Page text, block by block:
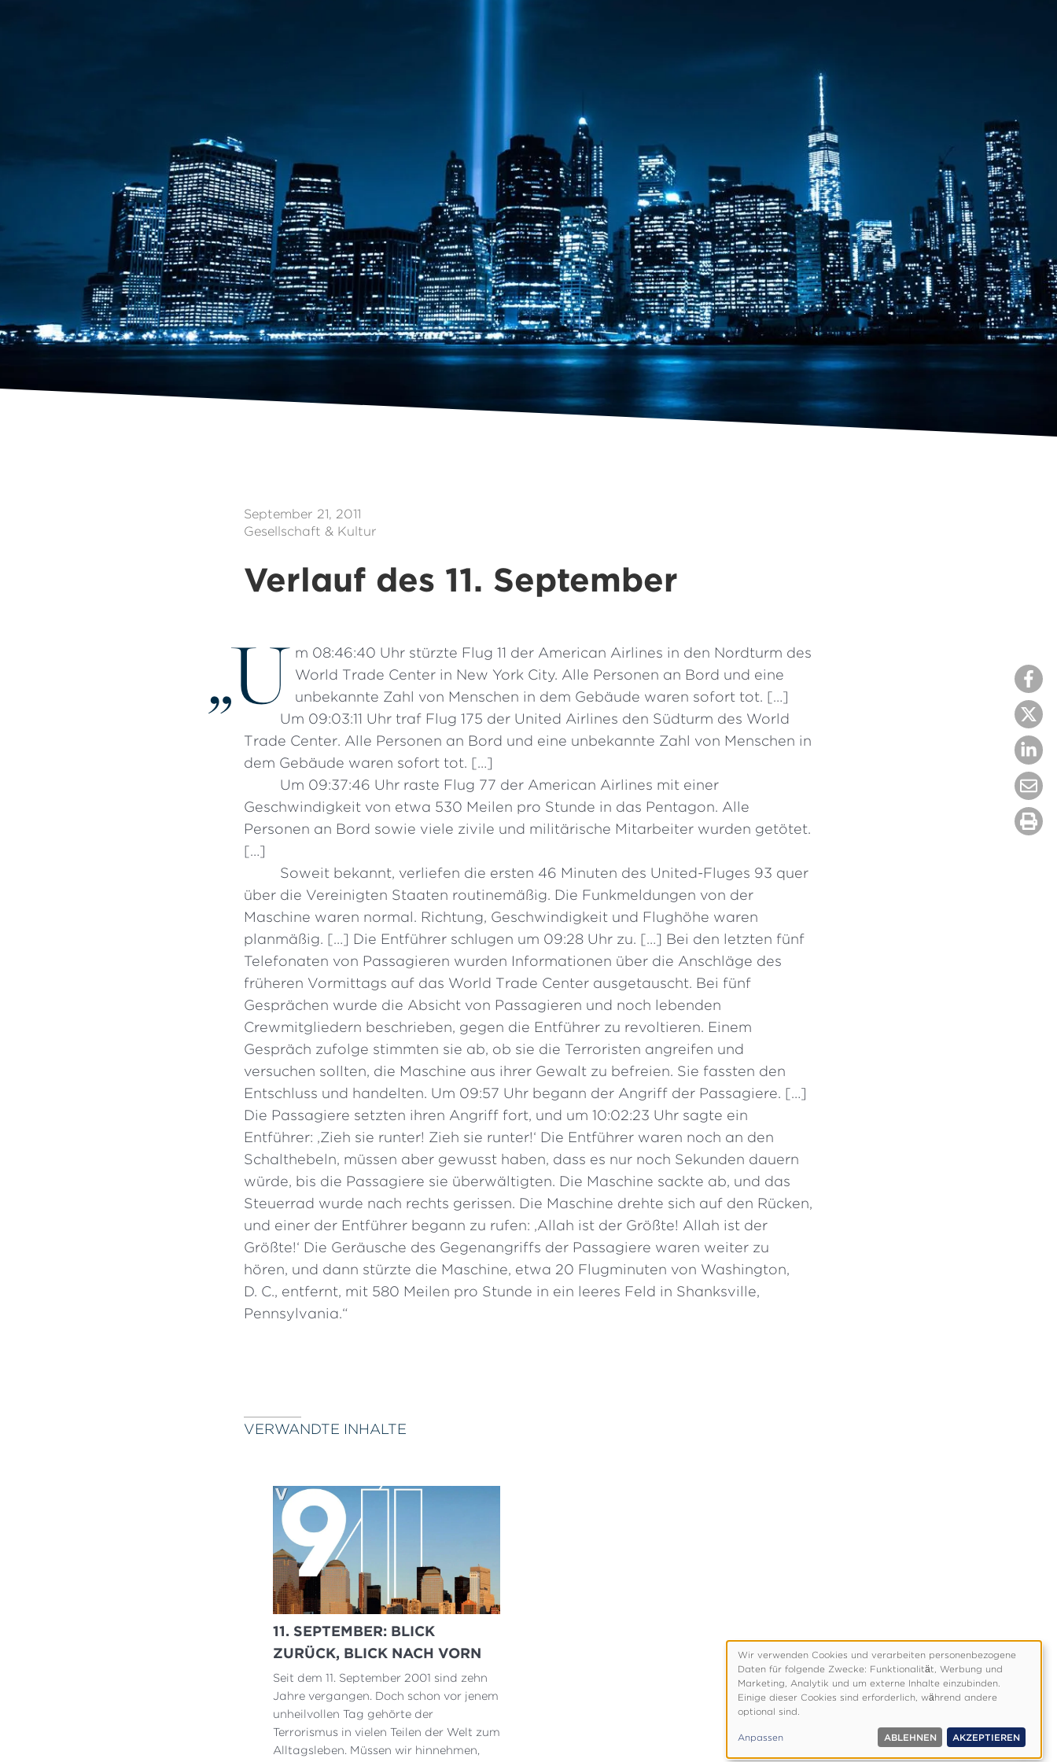
September 21, 2011
Gesellschaft & Kultur
Verlauf des 11. September
„U m 08:46:40 Uhr stürzte Flug 11 der American Airlines in den Nordturm des
World Trade Center in New York City. Alle Personen an Bord und eine
unbekannte Zahl von Menschen in dem Gebäude waren sofort tot. […]
Um 09:03:11 Uhr traf Flug 175 der United Airlines den Südturm des World
Trade Center. Alle Personen an Bord und eine unbekannte Zahl von Menschen in
dem Gebäude waren sofort tot. […]
Um 09:37:46 Uhr raste Flug 77 der American Airlines mit einer
Geschwindigkeit von etwa 530 Meilen pro Stunde in das Pentagon. Alle
Personen an Bord sowie viele zivile und militärische Mitarbeiter wurden getötet.
[…]
Soweit bekannt, verliefen die ersten 46 Minuten des United-Fluges 93 quer
über die Vereinigten Staaten routinemäßig. Die Funkmeldungen von der
Maschine waren normal. Richtung, Geschwindigkeit und Flughöhe waren
planmäßig. […] Die Entführer schlugen um 09:28 Uhr zu. […] Bei den letzten fünf
Telefonaten von Passagieren wurden Informationen über die Anschläge des
früheren Vormittags auf das World Trade Center ausgetauscht. Bei fünf
Gesprächen wurde die Absicht von Passagieren und noch lebenden
Crewmitgliedern beschrieben, gegen die Entführer zu revoltieren. Einem
Gespräch zufolge stimmten sie ab, ob sie die Terroristen angreifen und
versuchen sollten, die Maschine aus ihrer Gewalt zu befreien. Sie fassten den
Entschluss und handelten. Um 09:57 Uhr begann der Angriff der Passagiere. […]
Die Passagiere setzten ihren Angriff fort, und um 10:02:23 Uhr sagte ein
Entführer: ,Zieh sie runter! Zieh sie runter!‘ Die Entführer waren noch an den
Schalthebeln, müssen aber gewusst haben, dass es nur noch Sekunden dauern
würde, bis die Passagiere sie überwältigten. Die Maschine sackte ab, und das
Steuerrad wurde nach rechts gerissen. Die Maschine drehte sich auf den Rücken,
und einer der Entführer begann zu rufen: ,Allah ist der Größte! Allah ist der
Größte!‘ Die Geräusche des Gegenangriffs der Passagiere waren weiter zu
hören, und dann stürzte die Maschine, etwa 20 Flugminuten von Washington,
D. C., entfernt, mit 580 Meilen pro Stunde in ein leeres Feld in Shanksville,
Pennsylvania.“
VERWANDTE INHALTE
11. SEPTEMBER: BLICK
ZURÜCK, BLICK NACH VORN
Seit dem 11. September 2001 sind zehn
Jahre vergangen. Doch schon vor jenem
unheilvollen Tag gehörte der
Terrorismus in vielen Teilen der Welt zum
Alltagsleben. Müssen wir hinnehmen,
Verwendung
personenbezogener
Daten
und
Cookies
Wir verwenden Cookies und verarbeiten personenbezogene
Daten für folgende Zwecke: Funktionalitӓt, Werbung und
Marketing, Analytik und um externe Inhalte einzubinden.
Einige dieser Cookies sind erforderlich, wӓhrend andere
optional sind.
Anpassen ABLEHNEN AKZEPTIEREN